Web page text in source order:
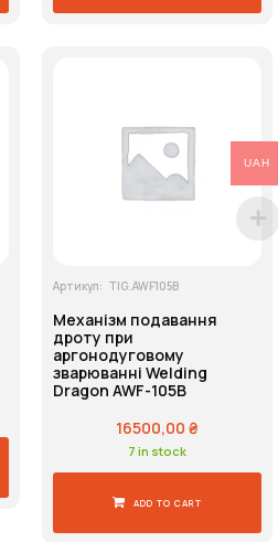
Артикул: TIG.AWF105B
Механізм подавання
дроту при
аргонодуговому
зварюванні Welding
Dragon AWF-105B
16500,00 ₴
7 in stock
ADD TO CART
UAH